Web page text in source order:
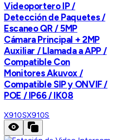
Videoportero IP /
Detección de Paquetes /
Escaneo QR / 5MP
Cámara Principal + 2MP
Auxiliar / Llamada a APP /
Compatible Con
Monitores Akuvox /
Compatible SIP y ONVIF /
POE / IP66 / IK08
X910SX910S